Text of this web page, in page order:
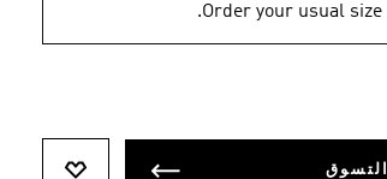
Order your usual size.